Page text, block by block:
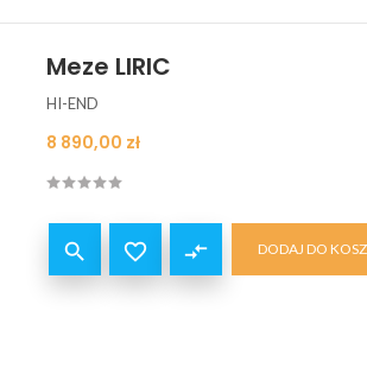
Meze LIRIC
HI-END
Cena
8 890,00 zł
  compare_arrows DODAJ DO